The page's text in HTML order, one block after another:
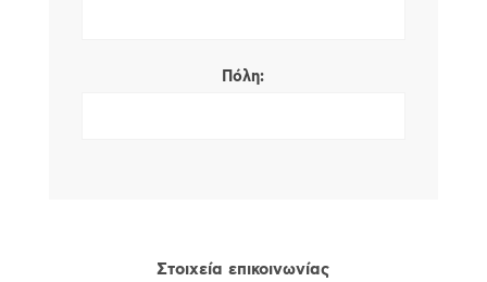
Πόλη:
Στοιχεία επικοινωνίας